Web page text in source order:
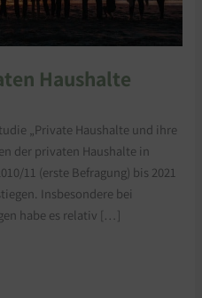
Haushalte
„Private Haushalte und ihre
der privaten Haushalte in
11 (erste Befragung) bis 2021
Insbesondere bei
habe es relativ […]